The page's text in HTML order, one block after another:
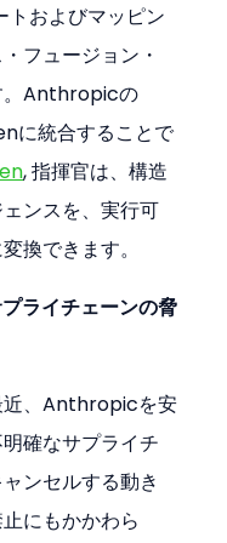
およびマッピン
フュージョン・
。Anthropicの
に統合することで
, 指揮官は、構造
ンスを、実行可
換できます。
ライチェーンの脅
近、Anthropicを安
確なサプライチ
ンセルする動き
にもかかわら